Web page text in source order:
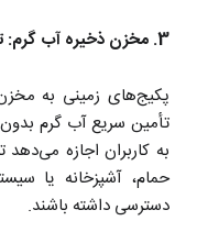
3. مخزن ذخیره آب گرم: تضمین تامین فوری آب گرم
پکیج‌های زمینی به
تأمین سریع آب گرم
به کاربران اجازه
حمام، آشپزخانه یا
دسترسی داشته باشند.